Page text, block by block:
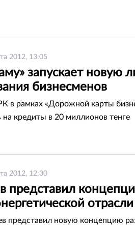
2012, 13:05
запускает новую
бизнесменов
в рамках «Дорожной карты
на кредиты в 20 миллионов тенге
2012, 12:30
представил
отрасли
представил новую концепцию